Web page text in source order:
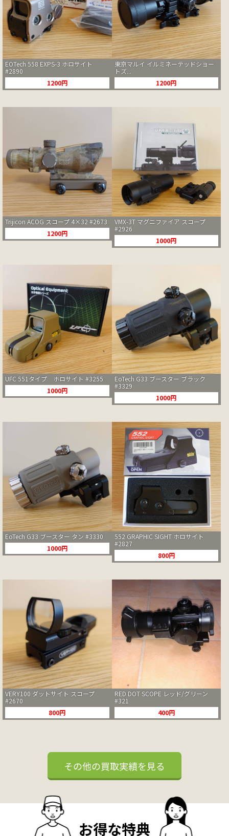
EOTech 558 EXPS-3 ホロサイト
#2890
1200円
東京マルイ イルミネーテッドショー
トズ...
1200円
Trijicon ACOG スコープ 4×32 #2673
1200円
VMX-3T マグニファイア スコープ
#2926
1000円
UFC 551タイプ ホロサイト #3255
1000円
EoTech G33 ブースター ブラック
#3329
1000円
EoTech G33 ブースター タン #3330
1000円
552 GRAPHIC SIGHT ホロサイト
#2827
800円
VERY100 ダットサイト スコープ
#2670
800円
RED DOT SCOPE レッド/グリーン
#321
400円
その他の買取実績を見る
お得な特典